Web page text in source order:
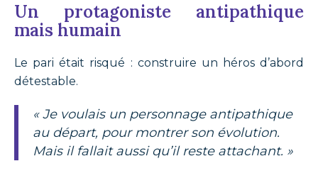
Un protagoniste antipathique
mais humain
Le pari était risqué : construire un héros d’abord
détestable.
« Je voulais un personnage antipathique
au départ, pour montrer son évolution.
Mais il fallait aussi qu’il reste attachant. »